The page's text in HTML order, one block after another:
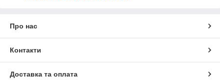
Про нас
Контакти
Доставка та оплата